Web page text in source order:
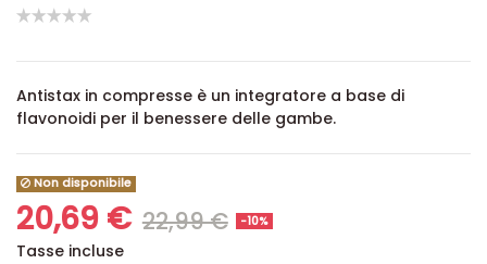
Antistax in compresse è un integratore a base di
flavonoidi per il benessere delle gambe.
Non disponibile
20,69 € 22,99 € -10%
Tasse incluse